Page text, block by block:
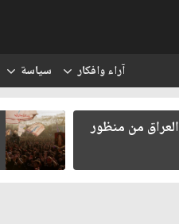
آراء وافكار سياسة
من منظور